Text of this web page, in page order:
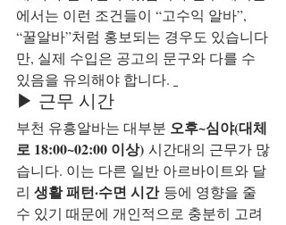
에서는 이런 조건들이 “고수익 알바”,
“꿀알바”처럼 홍보되는 경우도 있습니다
만, 실제 수입은 공고의 문구와 다를 수
있음을 유의해야 합니다.
▶ 근무 시간
부천 유흥알바는 대부분 오후~심야(대체
로 18:00~02:00 이상) 시간대의 근무가 많
습니다. 이는 다른 일반 아르바이트와 달
리 생활 패턴·수면 시간 등에 영향을 줄
수 있기 때문에 개인적으로 충분히 고려